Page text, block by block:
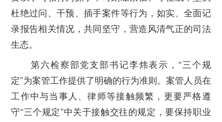
杜绝过问、干预、插手案件等行为，如实、全面记
录报告相关情况，共同坚守，营造风清气正的司法
生态。
第六检察部党支部书记李炜表示，“三个规
定”为案管工作提供了明确的行为准则。案管人员在
工作中与当事人、律师等接触频繁，更要严格遵
守“三个规定”中关于接触交往的规定，要保持职业